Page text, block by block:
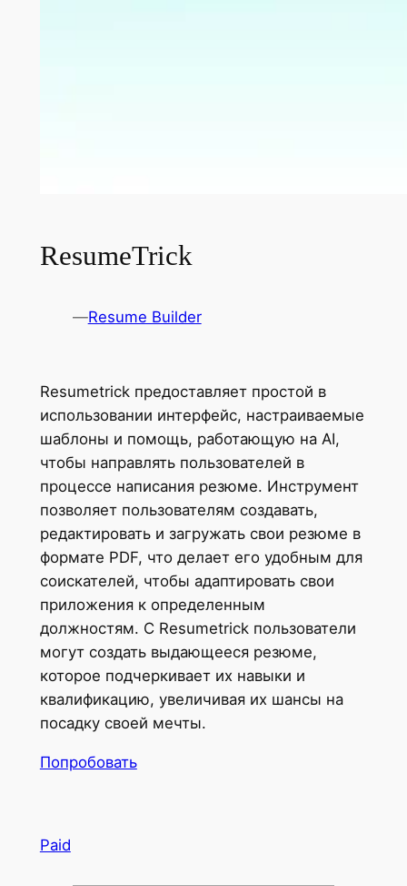
ResumeTrick
—Resume Builder
Resumetrick предоставляет простой в
использовании интерфейс, настраиваемые
шаблоны и помощь, работающую на AI,
чтобы направлять пользователей в
процессе написания резюме. Инструмент
позволяет пользователям создавать,
редактировать и загружать свои резюме в
формате PDF, что делает его удобным для
соискателей, чтобы адаптировать свои
приложения к определенным
должностям. С Resumetrick пользователи
могут создать выдающееся резюме,
которое подчеркивает их навыки и
квалификацию, увеличивая их шансы на
посадку своей мечты.
Попробовать
Paid